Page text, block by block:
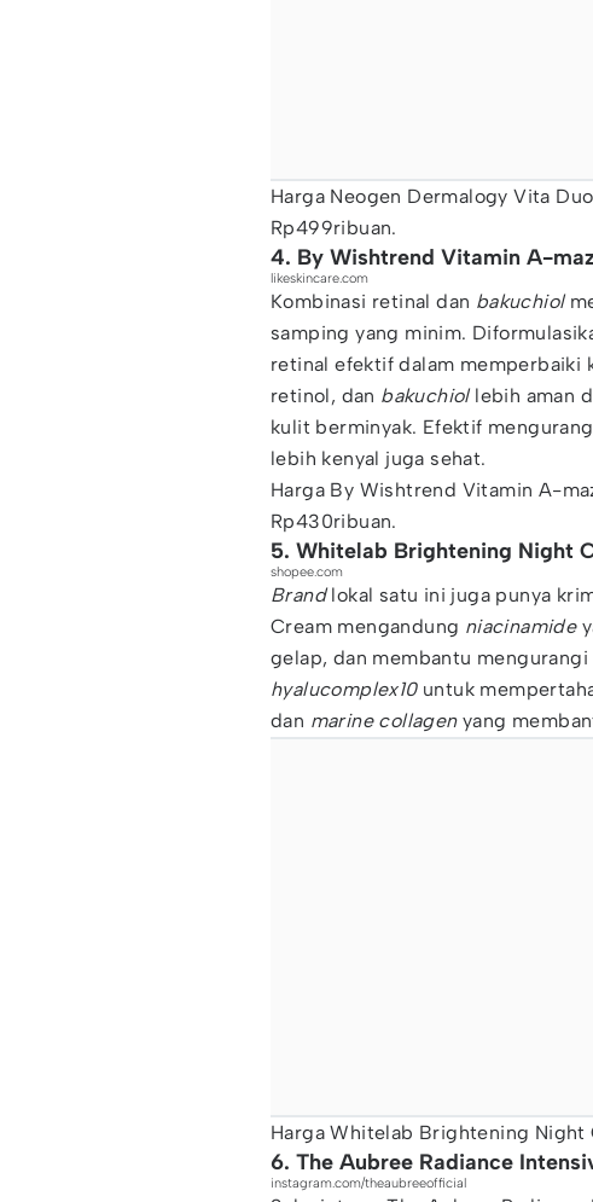
Harga Neogen Dermalogy Vita
Rp499ribuan.
4. By Wishtrend Vitamin A-
likeskincare.com
Kombinasi retinal dan bakuchiol
samping yang minim.
retinal efektif dalam
retinol, dan bakuchiollebih aman
kulit berminyak. Efektif
lebih kenyal juga sehat.
Harga By Wishtrend Vitamin A-
Rp430ribuan.
5. Whitelab Brightening Night
shopee.com
Brandlokal satu ini juga punya
Cream mengandung niacinamide
gelap, dan membantu
hyalucomplex10untuk
dan marine collagenyang
Harga Whitelab Brightening Night
6. The Aubree Radiance
instagram.com/theaubreeofficial